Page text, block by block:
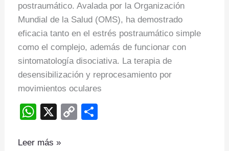
postraumático. Avalada por la Organización
Mundial de la Salud (OMS), ha demostrado
eficacia tanto en el estrés postraumático simple
como el complejo, además de funcionar con
sintomatología disociativa. La terapia de
desensibilización y reprocesamiento por
movimientos oculares
W
at
X
C
–
EMDR
Leer más »